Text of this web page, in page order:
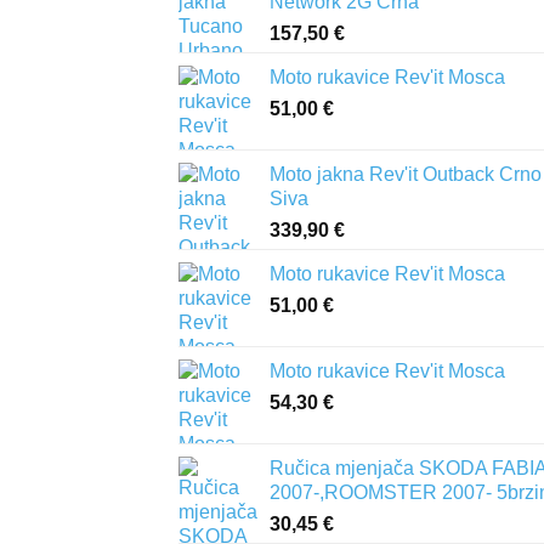
157,50 €
Moto rukavice Rev'it Mosca
51,00 €
Moto jakna Rev'it Outback Crno
Siva
339,90 €
Moto rukavice Rev'it Mosca
51,00 €
Moto rukavice Rev'it Mosca
54,30 €
Ručica mjenjača SKODA FABIA
2007-,ROOMSTER 2007-
30,45 €